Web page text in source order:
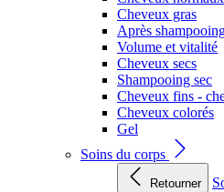
Cheveux gras
Après
Volume et vitalité
Cheveux secs
Shampooing sec
Cheveux fins -
Cheveux colorés
Gel
Soins du corps
Retourner